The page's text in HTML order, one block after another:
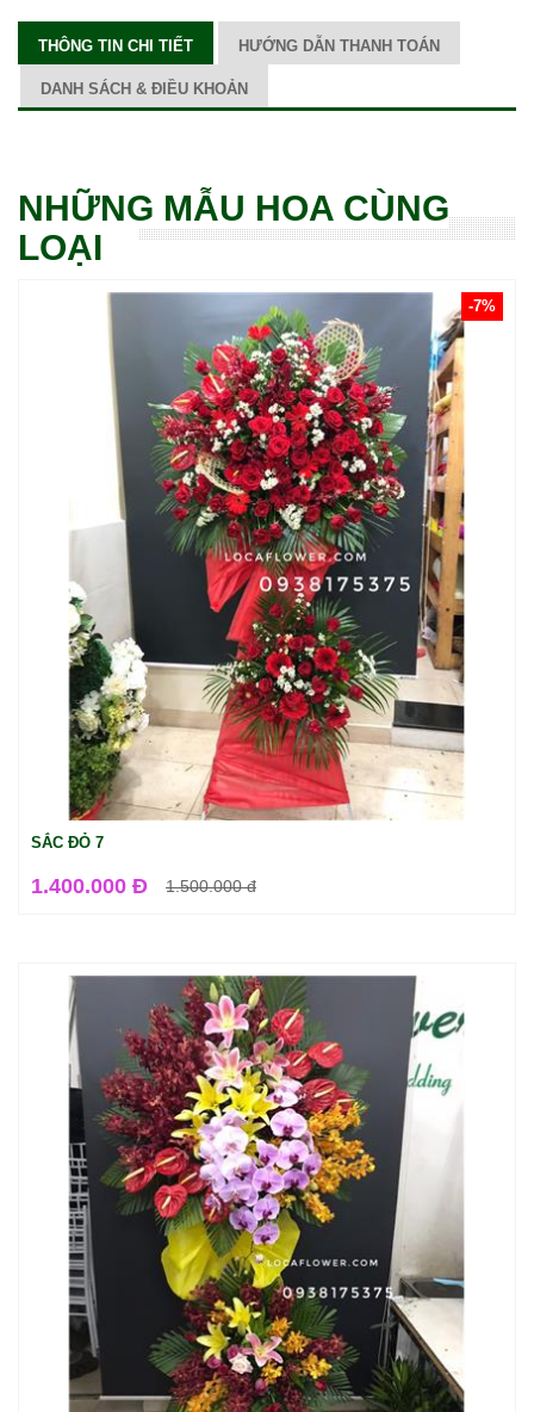
THÔNG TIN CHI TIẾT HƯỚNG DẪN THANH TOÁN
DANH SÁCH & ĐIỀU KHOẢN
NHỮNG MẪU HOA CÙNG
LOẠI
SẮC ĐỎ 7
1.400.000 Đ 1.500.000đ
-7%